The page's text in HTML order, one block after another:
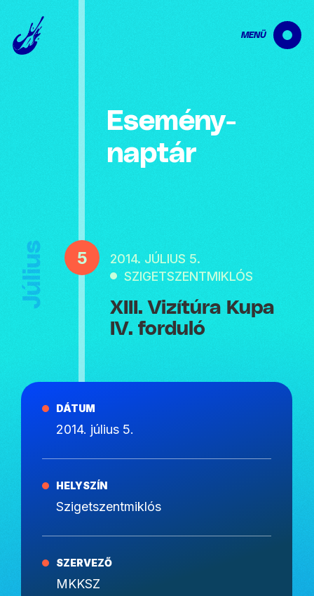
MENÜ
Esemény­
naptár
Július 5
2014. JÚLIUS 5.
SZIGETSZENTMIKLÓS
XIII. Vizítúra Kupa
IV. forduló
DÁTUM
2014. július 5.
HELYSZÍN
Szigetszentmiklós
SZERVEZŐ
MKKSZ